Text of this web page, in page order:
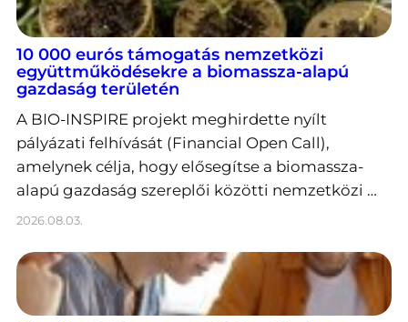
10 000 eurós támogatás nemzetközi
együttműködésekre a biomassza-alapú
gazdaság területén
A BIO-INSPIRE projekt meghirdette nyílt
pályázati felhívását (Financial Open Call),
amelynek célja, hogy elősegítse a biomassza-
alapú gazdaság szereplői közötti nemzetközi …
2026.08.03.